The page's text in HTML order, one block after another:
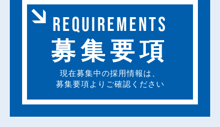
REQUIREMENTS
募集要項
現在募集中の採用情報は、
募集要項よりご確認ください